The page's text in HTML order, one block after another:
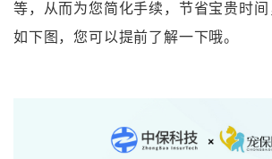
等，从而为您简化手续，节省宝贵时
如下图，您可以提前了解一下哦。